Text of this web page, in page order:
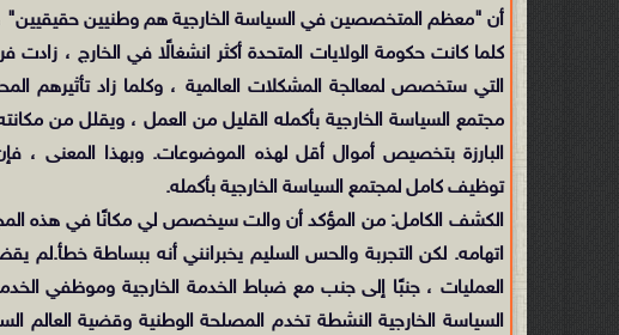
أن "معظم المتخصصين في السياسة الخارجية هم وطنيين حقيقيين" ،
كلما كانت حكومة الولايات المتحدة أكثر انشغالًا في الخارج ،
التي ستخصص لمعالجة المشكلات العالمية ، وكلما زاد تأثيرهم
مجتمع السياسة الخارجية بأكمله القليل من العمل ، ويقلل من
البارزة بتخصيص أموال أقل لهذه الموضوعات. وبهذا المعنى ، فإن
توظيف كامل لمجتمع السياسة الخارجية بأكمله.
الكشف الكامل: من المؤكد أن والت سيخصص لي مكانًا في هذه
اتهامه. لكن التجربة والحس السليم يخبرانني أنه ببساطة خطأ.لم
العمليات ، جنبًا إلى جنب مع ضباط الخدمة الخارجية وموظفي
السياسة الخارجية النشطة تخدم المصلحة الوطنية وقضية العالم